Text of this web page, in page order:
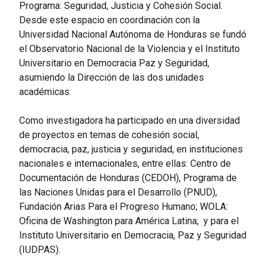
Programa: Seguridad, Justicia y Cohesión Social.
Desde este espacio en coordinación con la
Universidad Nacional Autónoma de Honduras se fundó
el Observatorio Nacional de la Violencia y el Instituto
Universitario en Democracia Paz y Seguridad,
asumiendo la Dirección de las dos unidades
académicas.
Como investigadora ha participado en una diversidad
de proyectos en temas de cohesión social,
democracia, paz, justicia y seguridad, en instituciones
nacionales e internacionales, entre ellas: Centro de
Documentación de Honduras (CEDOH), Programa de
las Naciones Unidas para el Desarrollo (PNUD),
Fundación Arias Para el Progreso Humano; WOLA:
Oficina de Washington para América Latina; y para el
Instituto Universitario en Democracia, Paz y Seguridad
(IUDPAS).